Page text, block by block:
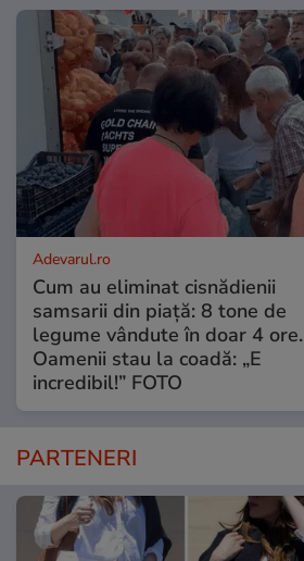
Adevarul.ro
Cum au eliminat cisnădienii
samsarii din piață: 8 tone de
legume vândute în doar 4 ore.
Oamenii stau la coadă: „E
incredibil!” FOTO
PARTENERI